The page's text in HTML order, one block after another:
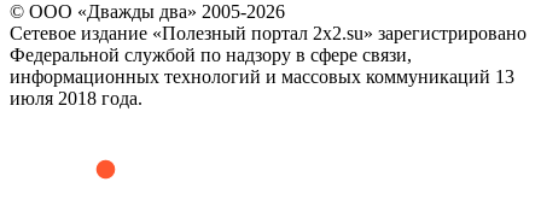
© ООО «Дважды два» 2005-2026
Сетевое издание «Полезный портал 2x2.su» зарегистрировано
Федеральной службой по надзору в сфере связи,
информационных технологий и массовых коммуникаций 13
июля 2018 года.